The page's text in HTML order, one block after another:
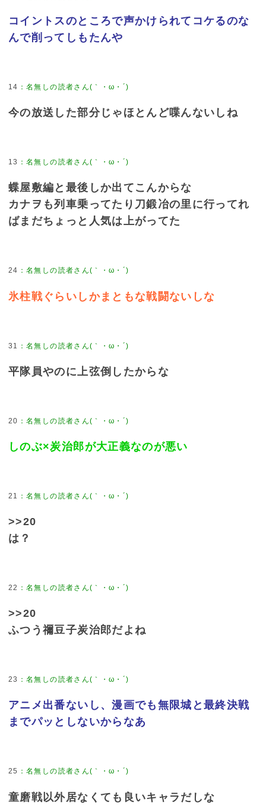
コイントスのところで声かけられてコケるのな
んで削ってしもたんや
14
今の放送した部分じゃほとんど喋んないしね
13
蝶屋敷編と最後しか出てこんからな
カナヲも列車乗ってたり刀鍛冶の里に行ってれ
ばまだちょっと人気は上がってた
24
氷柱戦ぐらいしかまともな戦闘ないしな
31
平隊員やのに上弦倒したからな
20
しのぶ×炭治郎が大正義なのが悪い
21
>>20
は？
22
>>20
ふつう禰豆子炭治郎だよね
23
アニメ出番ないし、漫画でも無限城と最終決戦
までパッとしないからなあ
25
童磨戦以外居なくても良いキャラだしな